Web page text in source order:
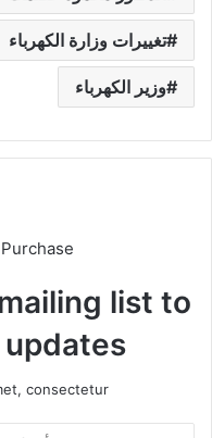
تغييرات وزارة الكهرباء
وزير الكهرباء
list to
consectetur.